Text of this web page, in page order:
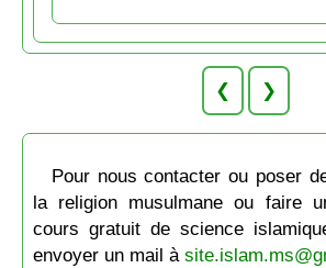
❮ ❯
Pour nous contacter ou poser
la religion musulmane ou faire
cours gratuit de science
envoyer un mail à